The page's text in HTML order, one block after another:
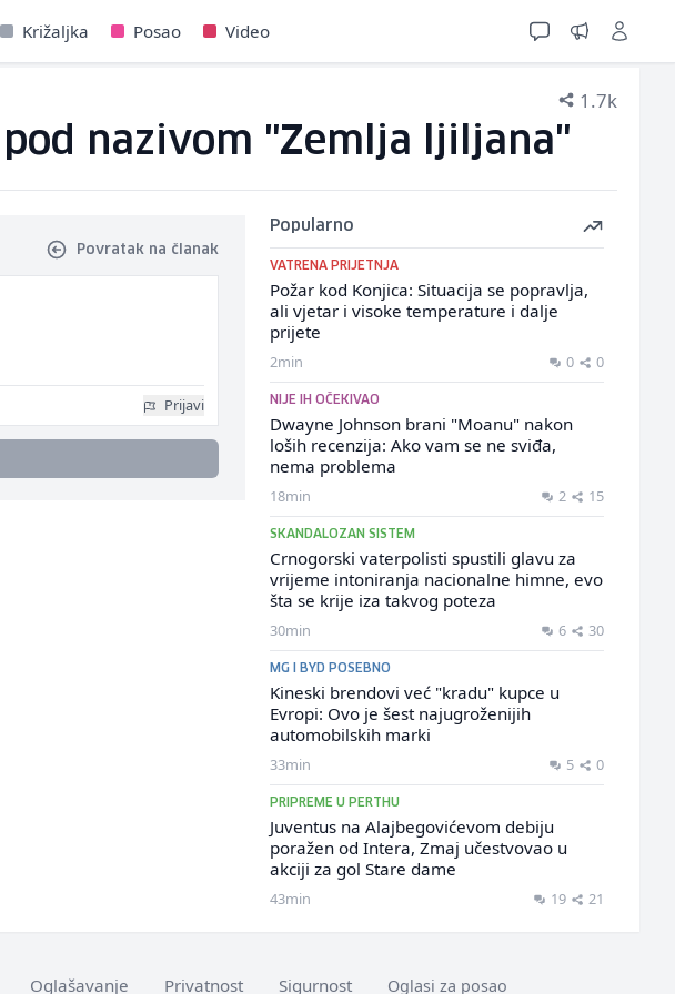
Križaljka Posao Video
1.7k
nazivom "Zemlja ljiljana"
Povratak na članak
Prijavi
Popularno
VATRENA PRIJETNJA
Požar kod Konjica: Situacija se popravlja,
ali vjetar i visoke temperature i dalje
prijete
2min 0 0
NIJE IH OČEKIVAO
Dwayne Johnson brani "Moanu" nakon
loših recenzija: Ako vam se ne sviđa,
nema problema
18min 2 15
SKANDALOZAN SISTEM
Crnogorski vaterpolisti spustili glavu za
vrijeme intoniranja nacionalne himne, evo
šta se krije iza takvog poteza
30min 6 30
MG I BYD POSEBNO
Kineski brendovi već "kradu" kupce u
Evropi: Ovo je šest najugroženijih
automobilskih marki
33min 5 0
PRIPREME U PERTHU
Juventus na Alajbegovićevom debiju
poražen od Intera, Zmaj učestvovao u
akciji za gol Stare dame
43min 19 21
Oglašavanje Privatnost Sigurnost Oglasi za posao